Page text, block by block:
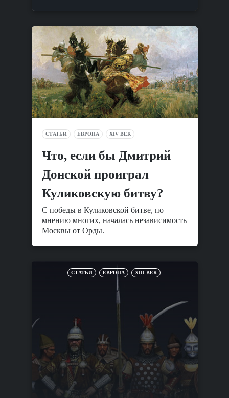
СТАТЬИ ЕВРОПА XIV ВЕК
Что, если бы Дмитрий
Донской проиграл
Куликовскую битву?
С победы в Куликовской битве, по
мнению многих, началась независимость
Москвы от Орды.
СТАТЬИ ЕВРОПА XIII ВЕК